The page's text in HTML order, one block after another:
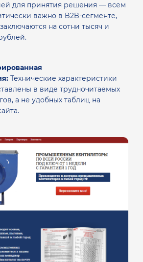
для принятия решения — всем
важно в B2B-сегменте,
на сотни тысяч и
Технические характеристики
в виде трудночитаемых
а не удобных таблиц на